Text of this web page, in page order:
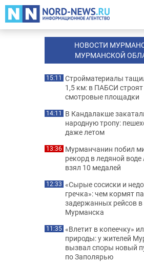
НОВОСТИ
МУРМАНСКОЙ
15:11 Стройматериалы
1,5 км: в ПАБСИ
смотровые площадки
14:11 В Кандалакше
народную тропу:
даже летом
13:36 Мурманчанин побил
рекорд в ледяной
взял 10 медалей
12:33 «Сырые сосиски и
гречка»: чем кормят
задержанных рейсов в
Мурманска
11:35 «Влетит в копеечку»
природы: у жителей
вызвал споры новый
по Заполярью